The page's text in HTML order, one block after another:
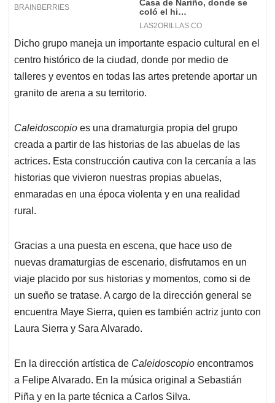
Dicho grupo maneja un importante espacio cultural en el
centro histórico de la ciudad, donde por medio de
talleres y eventos en todas las artes pretende aportar un
granito de arena a su territorio.
Caleidoscopio es una dramaturgia propia del grupo
creada a partir de las historias de las abuelas de las
actrices. Esta construcción cautiva con la cercanía a las
historias que vivieron nuestras propias abuelas,
enmaradas en una época violenta y en una realidad
rural.
Gracias a una puesta en escena, que hace uso de
nuevas dramaturgias de escenario, disfrutamos en un
viaje placido por sus historias y momentos, como si de
un sueño se tratase. A cargo de la dirección general se
encuentra Maye Sierra, quien es también actriz junto con
Laura Sierra y Sara Alvarado.
En la dirección artística de Caleidoscopio encontramos
a Felipe Alvarado. En la música original a Sebastián
Piña y en la parte técnica a Carlos Silva.